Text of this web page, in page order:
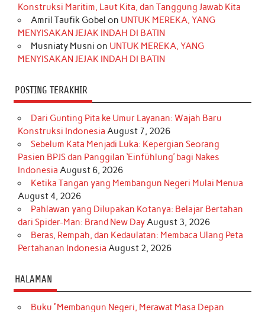
k
a
m
s
t
n
Konstruksi Maritim, Laut Kita, dan Tanggung Jawab Kita
Amril Taufik Gobel on UNTUK MEREKA, YANG
MENYISAKAN JEJAK INDAH DI BATIN
Musniaty Musni on UNTUK MEREKA, YANG
MENYISAKAN JEJAK INDAH DI BATIN
POSTING TERAKHIR
Dari Gunting Pita ke Umur Layanan: Wajah Baru
Konstruksi Indonesia August 7, 2026
Sebelum Kata Menjadi Luka: Kepergian Seorang
Pasien BPJS dan Panggilan ‘Einfühlung’ bagi Nakes
Indonesia August 6, 2026
Ketika Tangan yang Membangun Negeri Mulai Menua
August 4, 2026
Pahlawan yang Dilupakan Kotanya: Belajar Bertahan
dari Spider-Man: Brand New DayAugust 3, 2026
Beras, Rempah, dan Kedaulatan: Membaca Ulang Peta
Pertahanan Indonesia August 2, 2026
HALAMAN
Buku “Membangun Negeri, Merawat Masa Depan